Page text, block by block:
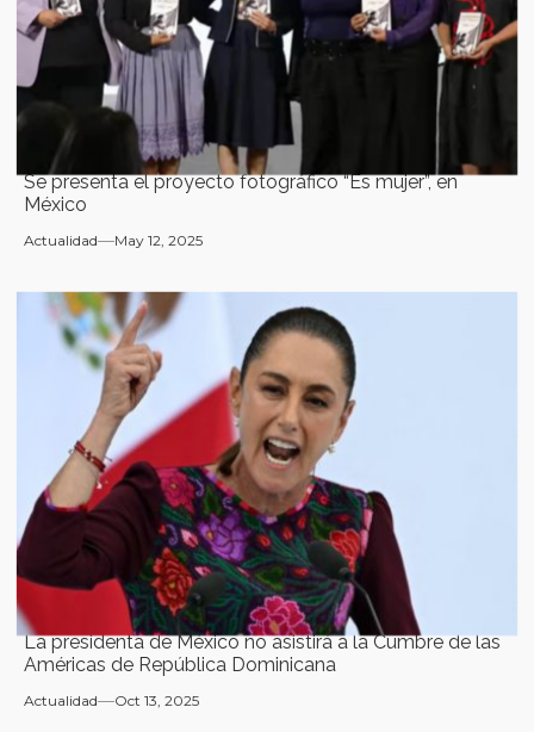
Se presenta el proyecto fotográfico “Es mujer”, en
México
Actualidad May 12, 2025
La presidenta de México no asistirá a la Cumbre de las
Américas de República Dominicana
Actualidad Oct 13, 2025